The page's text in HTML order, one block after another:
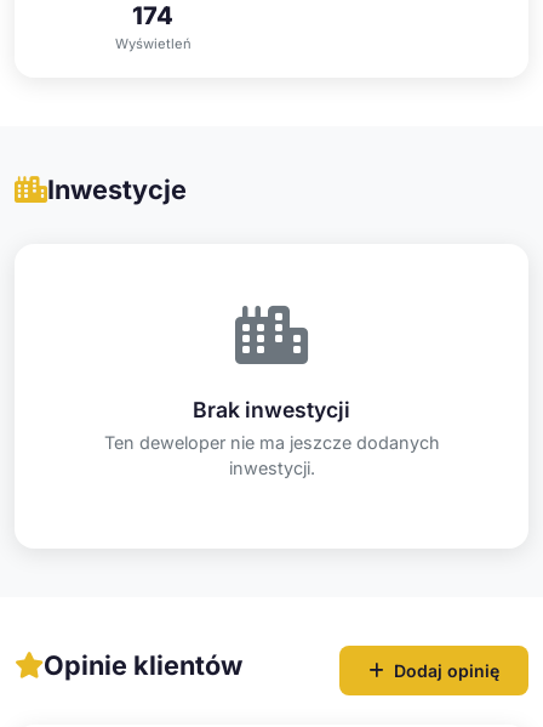
174
Wyświetleń
Inwestycje
Brak inwestycji
Ten deweloper nie ma jeszcze dodanych
inwestycji.
Opinie klientów Dodaj opinię